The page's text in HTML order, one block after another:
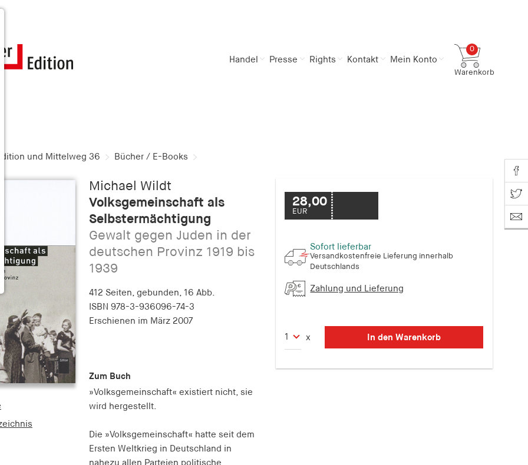
Handel Presse Rights Kontakt Mein Konto
0
Warenkorb
und Mittelweg 36 Bücher / E-Books
Michael Wildt
Volksgemeinschaft als
Selbstermächtigung
Gewalt gegen Juden in der
deutschen Provinz 1919 bis
1939
412 Seiten, gebunden, 16 Abb.
ISBN 978-3-936096-74-3
Erschienen im März 2007
Zum Buch
»Volksgemeinschaft« existiert nicht, sie
wird hergestellt.
Die »Volksgemeinschaft« hatte seit dem
Ersten Weltkrieg in Deutschland in
nahezu allen Parteien politische
28,00
EUR
Sofort lieferbar
Versandkostenfreie Lieferung innerhalb
Deutschlands
Zahlung und Lieferung
x In den Warenkorb
Share
Share on